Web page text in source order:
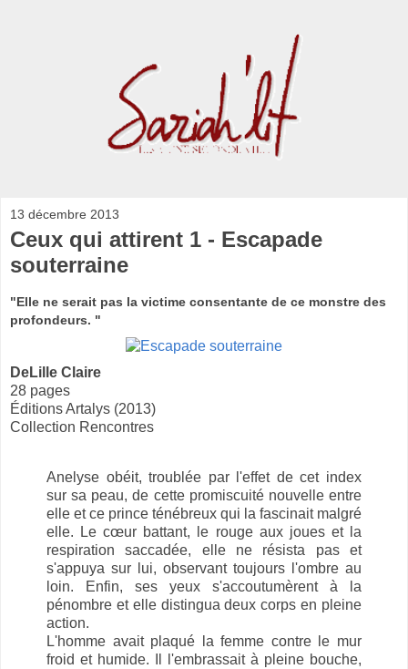
13 décembre 2013
Ceux qui attirent 1 - Escapade
souterraine
"Elle ne serait pas la victime consentante de ce monstre des
profondeurs. "
DeLille Claire
28 pages
Éditions Artalys (2013)
Collection Rencontres
Anelyse obéit, troublée par l'effet de cet index
sur sa peau, de cette promiscuité nouvelle entre
elle et ce prince ténébreux qui la fascinait malgré
elle. Le cœur battant, le rouge aux joues et la
respiration saccadée, elle ne résista pas et
s'appuya sur lui, observant toujours l'ombre au
loin. Enfin, ses yeux s'accoutumèrent à la
pénombre et elle distingua deux corps en pleine
action.
L'homme avait plaqué la femme contre le mur
froid et humide. Il l'embrassait à pleine bouche,